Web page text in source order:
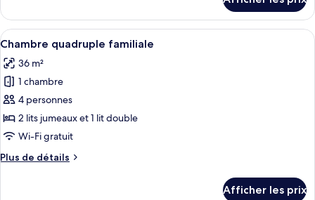
double
Chambre
Standard
double
Afficher
toutes
les
photos
pour
ce
type
chambre :
Une chambre d’hôtel avec deux
7
Chambre quadruple familiale
36 m²
1 chambre
4 personnes
2 lits jumeaux et 1 lit double
Wi-Fi gratuit
Plus de détails
Plus
Afficher les prix